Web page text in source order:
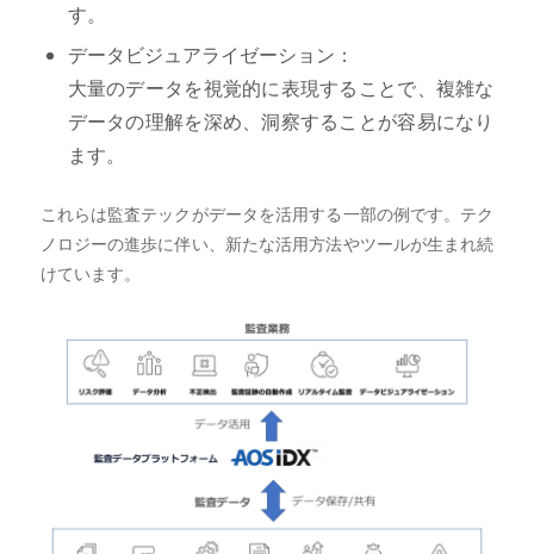
す。
データビジュアライゼーション：
大量のデータを視覚的に表現することで、複雑な
データの理解を深め、洞察することが容易になり
ます。
これらは監査テックがデータを活用する一部の例です。テク
ノロジーの進歩に伴い、新たな活用方法やツールが生まれ続
けています。